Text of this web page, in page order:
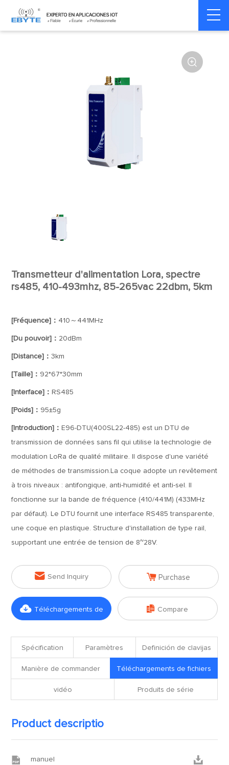
Home > Modem > Wireless modem LoRa wirelss modem

Transmetteur d'alimentation Lora, spectre
rs485, 410-493mhz, 85-265vac 22dbm, 5km
[Fréquence]： 410～441MHz
[Du pouvoir]： 20dBm
[Distance]：3km
[Taille]： 92*67*30mm
[Interface]： RS485
[Poids]： 95±5g
[Introduction]： E96-DTU(400SL22-485) est un DTU de
transmission de données sans fil qui utilise la technologie de
modulation LoRa de qualité militaire. Il dispose d'une variété
de méthodes de transmission.La coque adopte un revêtement
à trois niveaux : antifongique, anti-humidité et anti-sel. Il
fonctionne sur la bande de fréquence (410/441M) (433MHz
par défaut). Le DTU fournit une interface RS485 transparente,
une coque en plastique. Structure d'installation de type rail,
supportant une entrée de tension de 8~28V.
 Send Inquiry  Purchase
 Téléchargements de  Compare
Spécification Paramètres Definición de clavijas
Manière de commander Téléchargements de fichiers
vidéo Produits de série
Product descriptio
 manuel 